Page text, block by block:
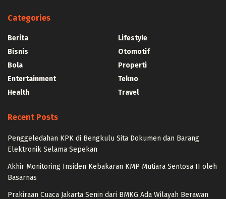
Categories
Berita
Bisnis
Bola
Entertainment
Health
Lifestyle
Otomotif
Properti
Tekno
Travel
Recent Posts
Penggeledahan KPK di Bengkulu Sita Dokumen dan Barang
Elektronik Selama Sepekan
Akhir Monitoring Insiden Kebakaran KMP Mutiara Sentosa II oleh
Basarnas
Prakiraan Cuaca Jakarta Senin dari BMKG Ada Wilayah Berawan